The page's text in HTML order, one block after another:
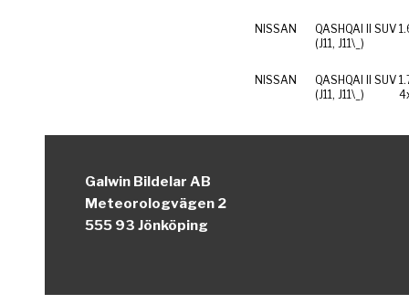
NISSAN
QASHQAI II SUV
(J11, J11\_)
NISSAN
QASHQAI II SUV
(J11, J11\_)
Galwin Bildelar AB
Meteorologvägen 2
555 93 Jönköping